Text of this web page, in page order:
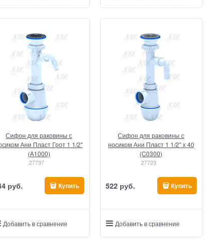
Сифон для раковины с
Ани Пласт Грот 1 1/2"
(A1000)
27737
руб. Купить
Добавить в сравнение
Сифон для раковины с
носиком Ани Пласт 1 1/2" x 40
(C0300)
27723
522 руб. Купить
Добавить в сравнение